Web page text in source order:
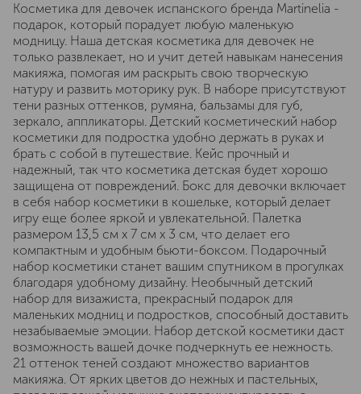
Косметика для девочек испанского бренда Martinelia -
подарок, который порадует любую маленькую
модницу. Наша детская косметика для девочек не
только развлекает, но и учит детей навыкам нанесения
макияжа, помогая им раскрыть свою творческую
натуру и развить моторику рук. В наборе присутствуют
тени разных оттенков, румяна, бальзамы для губ,
зеркало, аппликаторы. Детский косметический набор
косметики для подростка удобно держать в руках и
брать с собой в путешествие. Кейс прочный и
надежный, так что косметика детская будет хорошо
защищена от повреждений. Бокс для девочки включает
в себя набор косметики в кошельке, который делает
игру еще более яркой и увлекательной. Палетка
размером 13,5 см х 7 см х 3 см, что делает его
компактным и удобным бьюти-боксом. Подарочный
набор косметики станет вашим спутником в прогулках
благодаря удобному дизайну. Необычный детский
набор для визажиста, прекрасный подарок для
маленьких модниц и подростков, способный доставить
незабываемые эмоции. Набор детской косметики даст
возможность вашей дочке подчеркнуть ее нежность.
21 оттенок теней создают множество вариантов
макияжа. От ярких цветов до нежных и пастельных,